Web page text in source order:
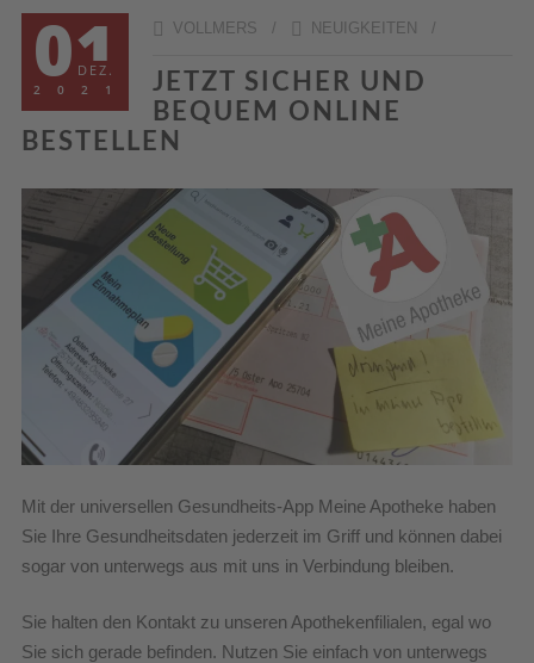
01
DEZ.
2021
VOLLMERS / NEUIGKEITEN /
JETZT SICHER UND
BEQUEM ONLINE
BESTELLEN
Mit der universellen Gesundheits-App Meine Apotheke haben
Sie Ihre Gesundheitsdaten jederzeit im Griff und können dabei
sogar von unterwegs aus mit uns in Verbindung bleiben.
Sie halten den Kontakt zu unseren Apothekenfilialen, egal wo
Sie sich gerade befinden. Nutzen Sie einfach von unterwegs